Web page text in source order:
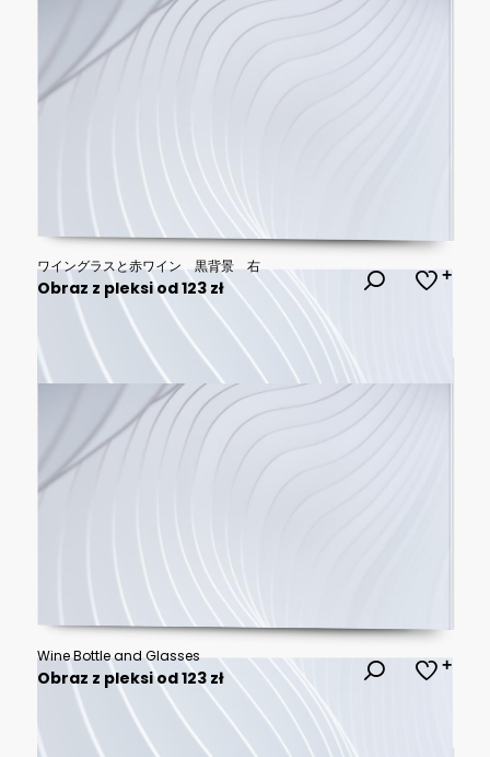
ワイングラスと赤ワイン 黒背景 右
Obraz z pleksi od 123 zł
Wine Bottle and Glasses
Obraz z pleksi od 123 zł